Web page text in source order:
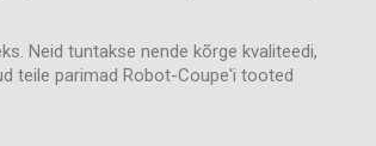
Neid tuntakse nende kõrge kvaliteedi,
teile parimad Robot-Coupe'i tooted